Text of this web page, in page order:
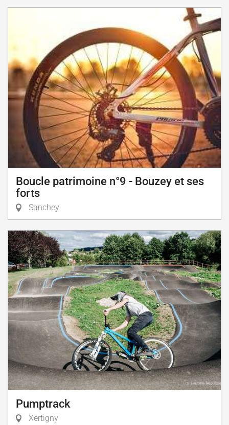
Boucle patrimoine n°9 - Bouzey et ses
forts
Sanchey
Pumptrack
Xertigny